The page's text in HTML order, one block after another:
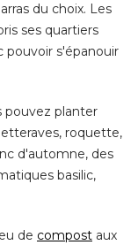
du choix. Les
ses quartiers
pouvoir s'épanouir
pouvez planter
roquette,
d'automne, des
basilic,
de compost aux